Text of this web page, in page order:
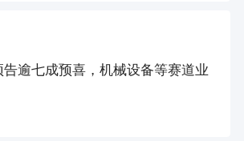
逾七成预喜，机械设备等赛道业